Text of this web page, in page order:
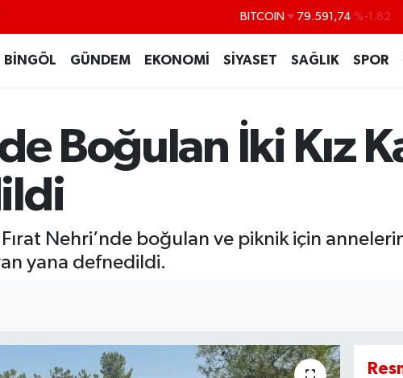
DOLAR 45,43620 %0.02
BİST100 14.598,00 %0
BİNGÖL GÜNDEM EKONOMİ SİYASET SAĞLIK SPOR
Boğulan İki Kız
Fırat Nehri’nde boğulan ve piknik için
yana defnedildi.